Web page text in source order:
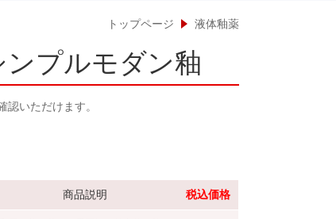
トップページ 液体釉薬
プルモダン釉
いただけます。
商品説明 税込価格